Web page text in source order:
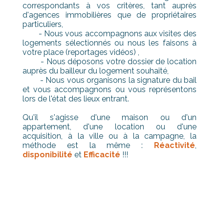
correspondants à vos critères, tant auprès
d'agences immobilières que de propriétaires
particuliers,
- Nous vous accompagnons aux visites des
logements sélectionnés ou nous les faisons à
votre place (reportages vidéos) ,
- Nous déposons votre dossier de location
auprès du bailleur du logement souhaité,
- Nous vous organisons la signature du bail
et vous accompagnons ou vous représentons
lors de l'état des lieux entrant.
Qu'il s'agisse d'une maison ou d'un
appartement, d'une location ou d'une
acquisition, à la ville ou à la campagne, la
méthode est la même :
Réactivité,
disponibilité et Efficacité !!!